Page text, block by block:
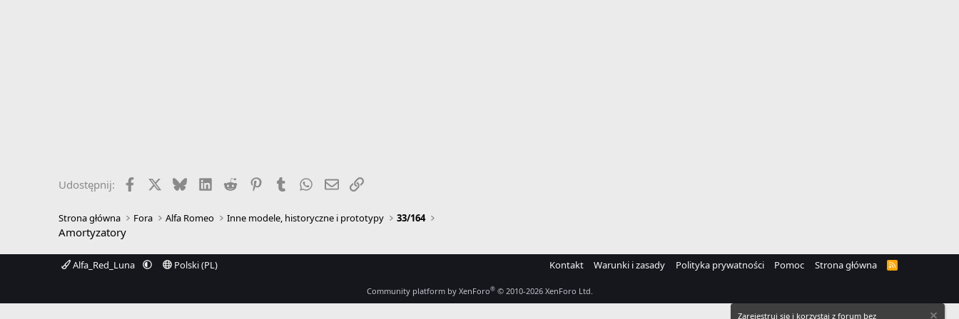
Udostępnij: Facebook BlueskyLinkedIn
Reddit PinterestTumblr WhatsApp
EmailLink
Strona główna Fora Alfa Romeo Inne modele, historyczne i prototypy 33/164
Amortyzatory
Alfa_Red_Luna Polski (PL) Kontakt Warunki i zasady Polityka prywatności Pomoc Strona główna
R
S
Community platform by XenForo® © 2010-2026 XenForo Ltd.
Zarejestruj się i korzystaj z forum bez